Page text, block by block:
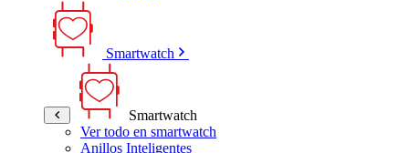
Smartwatch
Smartwatch
Ver todo en smartwatch
Anillos Inteligentes